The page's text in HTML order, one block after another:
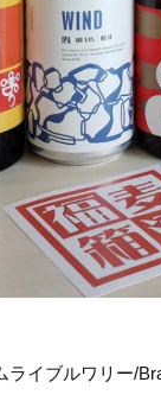
イブルワリー/